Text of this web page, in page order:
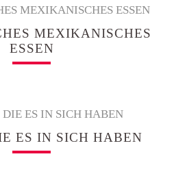
MEXIKANISCHES
ESSEN
ES IN SICH HABEN